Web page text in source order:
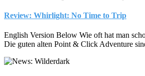
Review: Whirlight: No Time to Trip
English Version Below Wie oft hat man
Die guten alten Point & Click Adventure